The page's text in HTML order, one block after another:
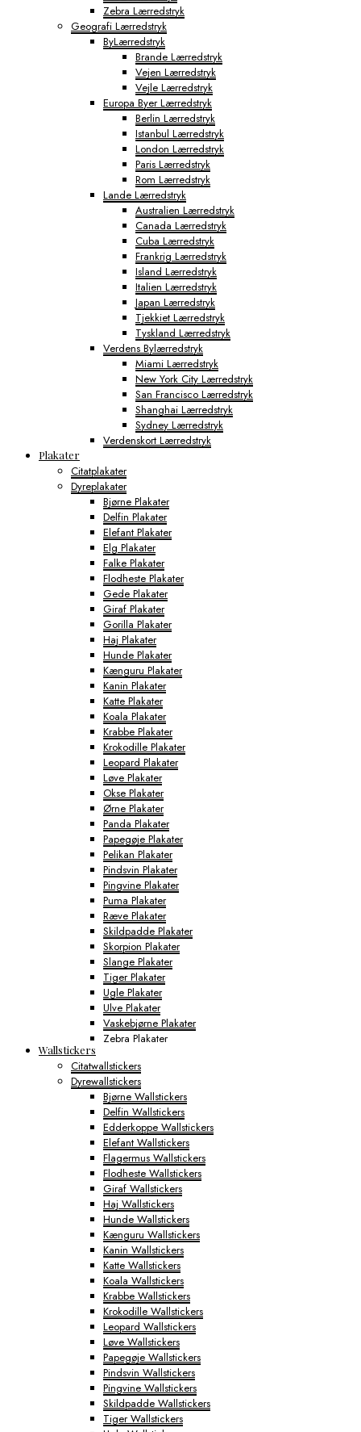
Verdenskort Fototapeter
Zebra Lærredstryk
Geografi Lærredstryk
ByLærredstryk
Brande Lærredstryk
Vejen Lærredstryk
Vejle Lærredstryk
Europa Byer Lærredstryk
Berlin Lærredstryk
Istanbul Lærredstryk
London Lærredstryk
Paris Lærredstryk
Rom Lærredstryk
Lande Lærredstryk
Australien Lærredstryk
Canada Lærredstryk
Cuba Lærredstryk
Frankrig Lærredstryk
Island Lærredstryk
Italien Lærredstryk
Japan Lærredstryk
Tjekkiet Lærredstryk
Tyskland Lærredstryk
Verdens Bylærredstryk
Miami Lærredstryk
New York City Lærredstryk
San Francisco Lærredstryk
Shanghai Lærredstryk
Sydney Lærredstryk
Verdenskort Lærredstryk
Plakater
Citatplakater
Dyreplakater
Bjørne Plakater
Delfin Plakater
Elefant Plakater
Elg Plakater
Falke Plakater
Flodheste Plakater
Gede Plakater
Giraf Plakater
Gorilla Plakater
Haj Plakater
Hunde Plakater
Kænguru Plakater
Kanin Plakater
Katte Plakater
Koala Plakater
Krabbe Plakater
Krokodille Plakater
Leopard Plakater
Løve Plakater
Okse Plakater
Ørne Plakater
Panda Plakater
Papegøje Plakater
Pelikan Plakater
Pindsvin Plakater
Pingvine Plakater
Puma Plakater
Ræve Plakater
Skildpadde Plakater
Skorpion Plakater
Slange Plakater
Tiger Plakater
Ugle Plakater
Ulve Plakater
Vaskebjørne Plakater
Zebra Plakater
Gamerplakater
Geografi Plakater
Byplakater
Aabenraa Plakater
Aalborg Plakater
Aarhus Plakater
Albertslund Plakater
Ballerup Plakater
Birkerød Plakater
Brande Plakater
Brønderslev Plakater
Esbjerg Plakater
Farum Plakater
Fredericia Plakater
Frederiksberg Plakater
Frederikshavn Plakater
Frederikssund Plakater
Grindsted Plakater
Haderslev Plakater
Haslev Plakater
Helsinge Plakater
Helsingør Plakater
Herning Plakater
Hillerød Plakater
Hinnerup Plakater
Wallstickers
Citatwallstickers
Dyrewallstickers
Bjørne Wallstickers
Delfin Wallstickers
Edderkoppe Wallstickers
Elefant Wallstickers
Flagermus Wallstickers
Flodheste Wallstickers
Giraf Wallstickers
Haj Wallstickers
Hunde Wallstickers
Kænguru Wallstickers
Kanin Wallstickers
Katte Wallstickers
Koala Wallstickers
Krabbe Wallstickers
Krokodille Wallstickers
Leopard Wallstickers
Løve Wallstickers
Papegøje Wallstickers
Pindsvin Wallstickers
Pingvine Wallstickers
Skildpadde Wallstickers
Tiger Wallstickers